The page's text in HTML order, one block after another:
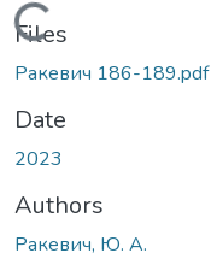
Loading...
Files
Ракевич 186-189.pdf
Date
2023
Authors
Ракевич, Ю. А.